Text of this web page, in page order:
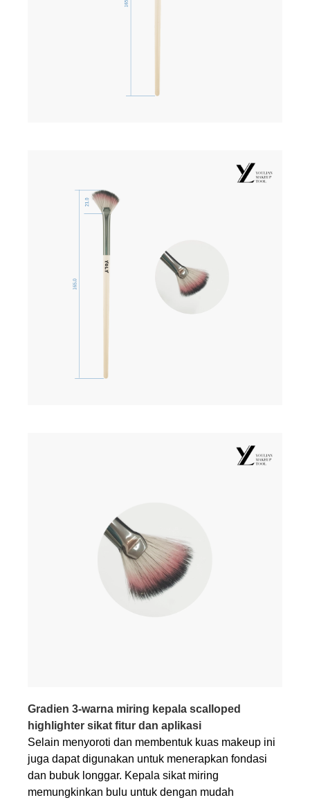
Gradien 3-warna miring kepala scalloped
highlighter sikat fitur dan aplikasi
Selain menyoroti dan membentuk kuas makeup ini
juga dapat digunakan untuk menerapkan fondasi
dan bubuk longgar. Kepala sikat miring
memungkinkan bulu untuk dengan mudah